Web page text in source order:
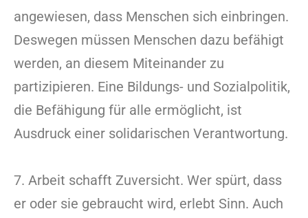
angewiesen, dass Menschen sich einbringen.
Deswegen müssen Menschen dazu befähigt
werden, an diesem Miteinander zu
partizipieren. Eine Bildungs- und Sozialpolitik,
die Befähigung für alle ermöglicht, ist
Ausdruck einer solidarischen Verantwortung.
7. Arbeit schafft Zuversicht. Wer spürt, dass
er oder sie gebraucht wird, erlebt Sinn. Auch